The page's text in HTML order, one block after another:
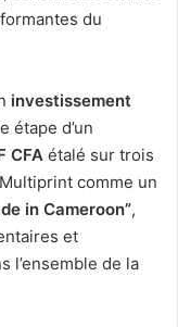
du
investissement
étape d’un
CFA étalé sur trois
comme un
in Cameroon”,
et
l’ensemble de la